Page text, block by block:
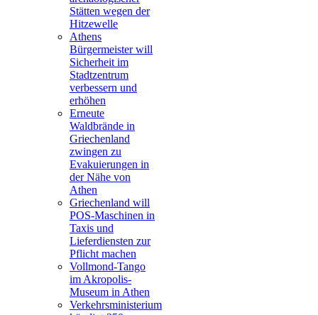
Stätten wegen der
Hitzewelle
Athens
Bürgermeister will
Sicherheit im
Stadtzentrum
verbessern und
erhöhen
Erneute
Waldbrände in
Griechenland
zwingen zu
Evakuierungen in
der Nähe von
Athen
Griechenland will
POS-Maschinen in
Taxis und
Lieferdiensten zur
Pflicht machen
Vollmond-Tango
im Akropolis-
Museum in Athen
Verkehrsministerium